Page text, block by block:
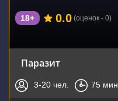
18+ 0.0 (оценок - 0)
Паразит
3-20 чел. 75 мин.